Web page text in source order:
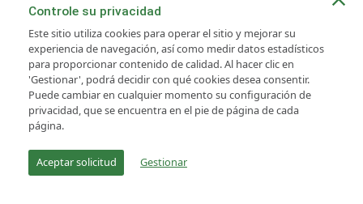
Fabricación Propia
Cierres producidos en
Brasil, garantizando mayor
Aprobado por las
Controle su privacidad
Este sitio utiliza cookies para operar el sitio y mejorar su
experiencia de navegación, así como medir datos estadísticos
para proporcionar contenido de calidad. Al hacer clic en
'Gestionar', podrá decidir con qué cookies desea consentir.
Puede cambiar en cualquier momento su configuración de
privacidad, que se encuentra en el pie de página de cada
página.
Aceptar solicitud Gestionar